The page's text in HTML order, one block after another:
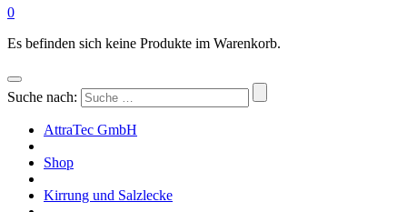
0
Es befinden sich keine Produkte im Warenkorb.
Suche nach:
AttraTec GmbH
Shop
Kirrung und Salzlecke